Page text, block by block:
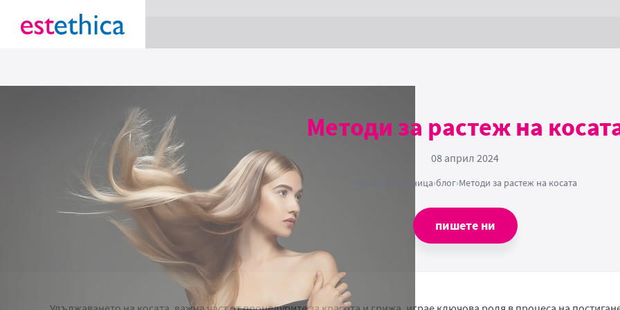
Методи за растеж на
08 април 2024
Начална Страница›блог›Методи за растеж на косата
пишете ни